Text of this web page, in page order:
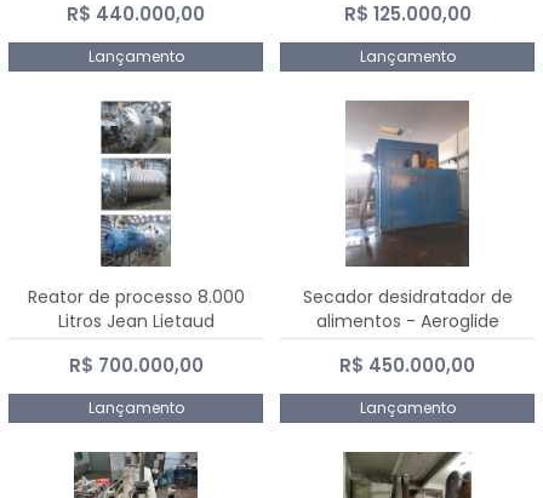
R$ 440.000,00
Lançamento
R$ 125.000,00
Lançamento
Reator de processo 8.000
Litros Jean Lietaud
R$ 700.000,00
Lançamento
Secador desidratador de
alimentos - Aeroglide
R$ 450.000,00
Lançamento